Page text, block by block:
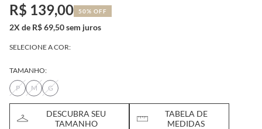
R$ 139,00 50% OFF
2X de R$ 69,50 sem juros
SELECIONE A COR:
TAMANHO:
P
M G
DESCUBRA SEU
TAMANHO
TABELA DE
MEDIDAS